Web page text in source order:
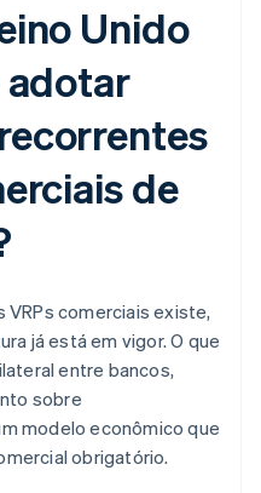
Unido
adotar
de
comerciais existe,
já está em vigor. O que
entre bancos,
sobre
modelo econômico que
obrigatório.